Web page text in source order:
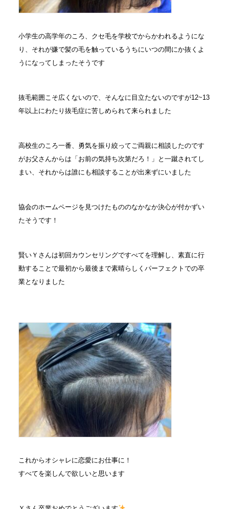
小学生の高学年のころ、クセ毛を学校でからかわれるようにな
り、それが嫌で髪の毛を触っているうちにいつの間にか抜くよ
うになってしまったそうです
抜毛範囲こそ広くないので、そんなに目立たないのですが12~13
年以上にわたり抜毛症に苦しめられて来られました
高校生のころ一番、勇気を振り絞ってご両親に相談したのです
がお父さんからは「お前の気持ち次第だろ！」と一蹴されてし
まい、それからは誰にも相談することが出来ずにいました
協会のホームページを見つけたもののなかなか決心が付かずい
たそうです！
賢いＹさんは初回カウンセリングですべてを理解し、素直に行
動することで最初から最後まで素晴らしくパーフェクトでの卒
業となりました
これからオシャレに恋愛にお仕事に！
すべてを楽しんで欲しいと思います